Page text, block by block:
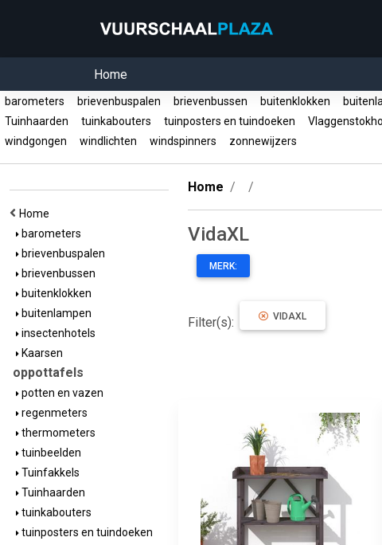
Home
barometers brievenbuspalen brievenbussen buitenklokken
Tuinhaarden
tuinkabouters tuinposters en tuindoeken
windgongen
windlichten windspinners zonnewijzers
Home
barometers
brievenbuspalen
brievenbussen
buitenklokken
buitenlampen
insectenhotels
Kaarsen
oppottafels
potten en vazen
regenmeters
thermometers
tuinbeelden
Tuinfakkels
Tuinhaarden
tuinkabouters
tuinposters en tuindoeken
Home
VidaXL
MERK:
Filter(s): VIDAXL